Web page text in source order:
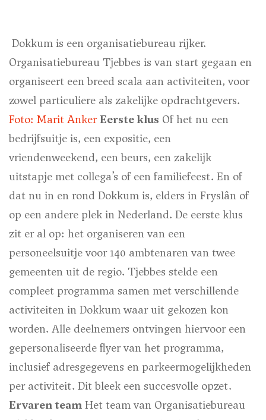
Dokkum is een organisatiebureau rijker.
Organisatiebureau Tjebbes is van start gegaan en
organiseert een breed scala aan activiteiten, voor
zowel particuliere als zakelijke opdrachtgevers.
Foto: Marit Anker Eerste klus Of het nu een
bedrijfsuitje is, een expositie, een
vriendenweekend, een beurs, een zakelijk
uitstapje met collega’s of een familiefeest. En of
dat nu in en rond Dokkum is, elders in Fryslân of
op een andere plek in Nederland. De eerste klus
zit er al op: het organiseren van een
personeelsuitje voor 140 ambtenaren van twee
gemeenten uit de regio. Tjebbes stelde een
compleet programma samen met verschillende
activiteiten in Dokkum waar uit gekozen kon
worden. Alle deelnemers ontvingen hiervoor een
gepersonaliseerde flyer van het programma,
inclusief adresgegevens en parkeermogelijkheden
per activiteit. Dit bleek een succesvolle opzet.
Ervaren team Het team van Organisatiebureau